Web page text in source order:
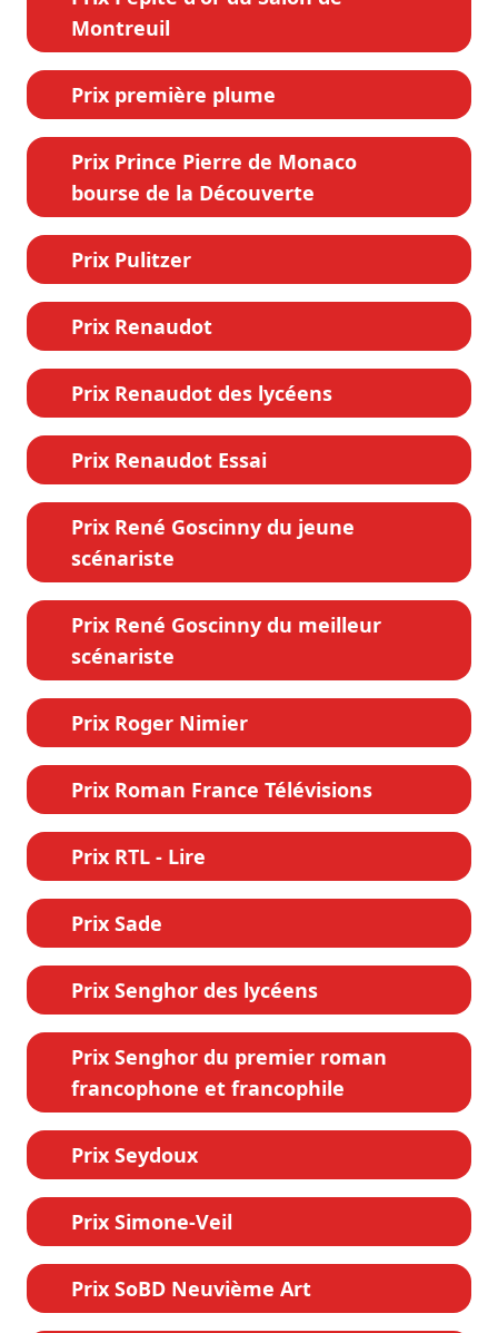
Montreuil
Prix première plume
Prix Prince Pierre de Monaco
bourse de la Découverte
Prix Pulitzer
Prix Renaudot
Prix Renaudot des lycéens
Prix Renaudot Essai
Prix René Goscinny du jeune
scénariste
Prix René Goscinny du meilleur
scénariste
Prix Roger Nimier
Prix Roman France Télévisions
Prix RTL - Lire
Prix Sade
Prix Senghor des lycéens
Prix Senghor du premier roman
francophone et francophile
Prix Seydoux
Prix Simone-Veil
Prix SoBD Neuvième Art